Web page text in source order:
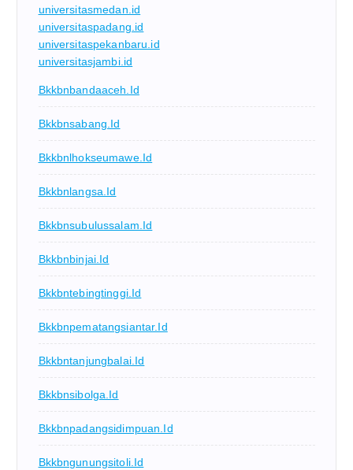
universitasmedan.id
universitaspadang.id
universitaspekanbaru.id
universitasjambi.id
Bkkbnbandaaceh.id
Bkkbnsabang.id
Bkkbnlhokseumawe.id
Bkkbnlangsa.id
Bkkbnsubulussalam.id
Bkkbnbinjai.id
Bkkbntebingtinggi.id
Bkkbnpematangsiantar.id
Bkkbntanjungbalai.id
Bkkbnsibolga.id
Bkkbnpadangsidimpuan.id
Bkkbngunungsitoli.id